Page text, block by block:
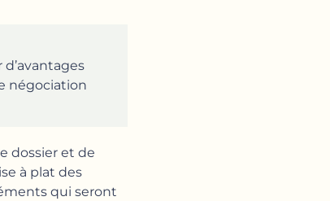
négociation
dossier et de
à plat des
qui seront